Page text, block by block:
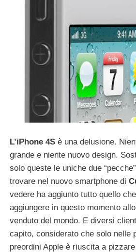
L’iPhone 4S è una delusione.
grande e niente nuovo design.
solo queste le uniche due
trovare nel nuovo smartphone di
vedere ha aggiunto tutto quello
aggiungere in questo momento
venduto del mondo. E diversi
capito, considerato che solo nelle
preordini Apple è riuscita a